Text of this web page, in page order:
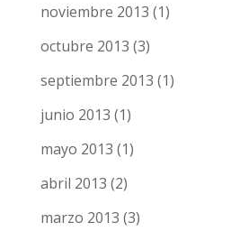
noviembre 2013 (1)
octubre 2013 (3)
septiembre 2013 (1)
junio 2013 (1)
mayo 2013 (1)
abril 2013 (2)
marzo 2013 (3)